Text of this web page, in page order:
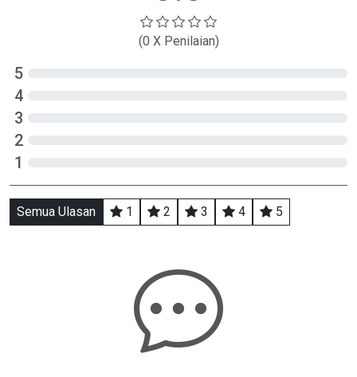
(0 X Penilaian)
5
4
3
2
1
Semua Ulasan 1 2 3 4 5